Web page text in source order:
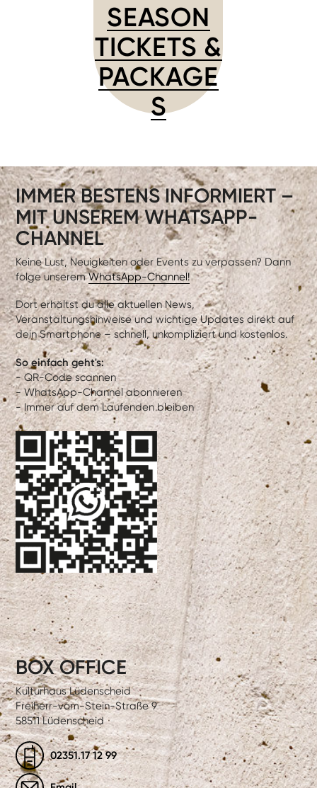
SEASON
TICKETS &
PACKAGE
S
IMMER BESTENS INFORMIERT –
MIT UNSEREM WHATSAPP-
CHANNEL
Keine Lust, Neuigkeiten oder Events zu verpassen? Dann
folge unseremWhatsApp-Channel!
Dort erhältst du alle aktuellen News,
Veranstaltungshinweise und wichtige Updates direkt auf
dein Smartphone – schnell, unkompliziert und kostenlos.
So einfach geht's:
- QR-Code scannen
- WhatsApp-Channel abonnieren
- Immer auf dem Laufenden bleiben
BOX OFFICE
Kulturhaus Lüdenscheid
Freiherr-vom-Stein-Straße 9
58511 Lüdenscheid
02351.17 12 99